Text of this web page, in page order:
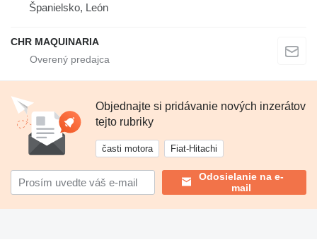
Španielsko, León
CHR MAQUINARIA
Objednajte si pridávanie nových inzerátov
tejto rubriky
časti motora Fiat-Hitachi
Odosielanie na e-
mail